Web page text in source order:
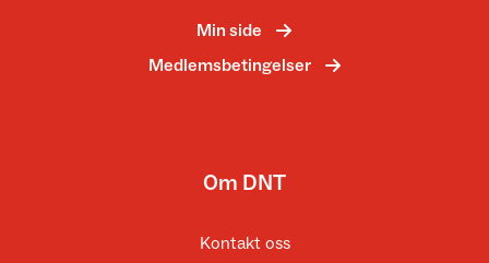
Min side
Medlemsbetingelser
Om DNT
Kontakt oss